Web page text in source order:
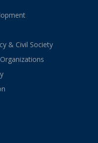
& Civil Society